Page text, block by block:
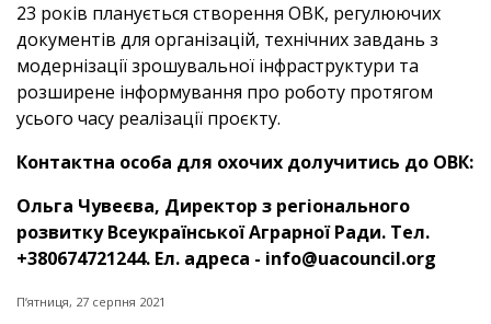
23 років планується створення ОВК, регулюючих
документів для організацій, технічних завдань з
модернізації зрошувальної інфраструктури та
розширене інформування про роботу протягом
усього часу реалізації проєкту.
Контактна особа для охочих долучитись до ОВК:
Ольга Чувеєва, Директор з регіонального
розвитку Всеукраїнської Аграрної Ради. Тел.
+380674721244. Ел. адреса - info@uacouncil.org
Пʼятниця, 27 серпня 2021